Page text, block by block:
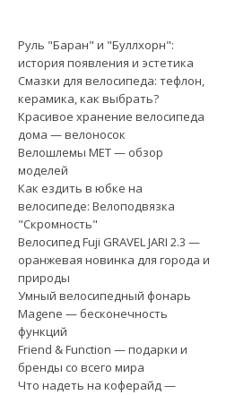
Руль "Баран" и "Буллхорн":
история появления и эстетика
Смазки для велосипеда: тефлон,
керамика, как выбрать?
Красивое хранение велосипеда
дома — велоносок
Велошлемы MET — обзор
моделей
Как ездить в юбке на
велосипеде: Велоподвязка
"Скромность"
Велосипед Fuji GRAVEL JARI 2.3 —
оранжевая новинка для города и
природы
Умный велосипедный фонарь
Magene — бесконечность
функций
Friend & Function — подарки и
бренды со всего мира
Что надеть на коферайд —